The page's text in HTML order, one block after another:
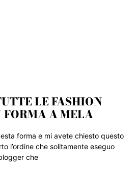
LE FASHION
FORMA A MELA
forma e mi avete chiesto questo
l’ordine che solitamente eseguo
che